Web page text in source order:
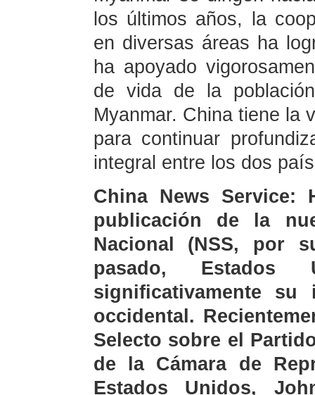
los últimos años, la
en diversas áreas ha
ha apoyado
de vida de la
Myanmar. China tiene la
para continuar
integral entre los dos
China News Service:
publicación de la
Nacional (NSS, por
pasado, Estados
significativamente
occidental.
Selecto sobre el
de la Cámara de
Estados Unidos,